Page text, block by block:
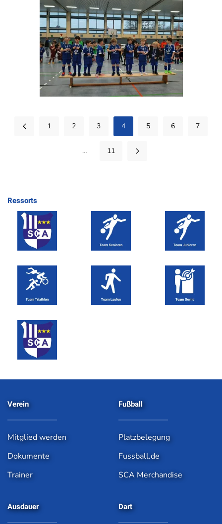
1 2 3 4 5 6 7
… 11
Ressorts
Verein
Mitglied werden
Dokumente
Trainer
Fußball
Platzbelegung
Fussball.de
SCA Merchandise
Ausdauer Dart